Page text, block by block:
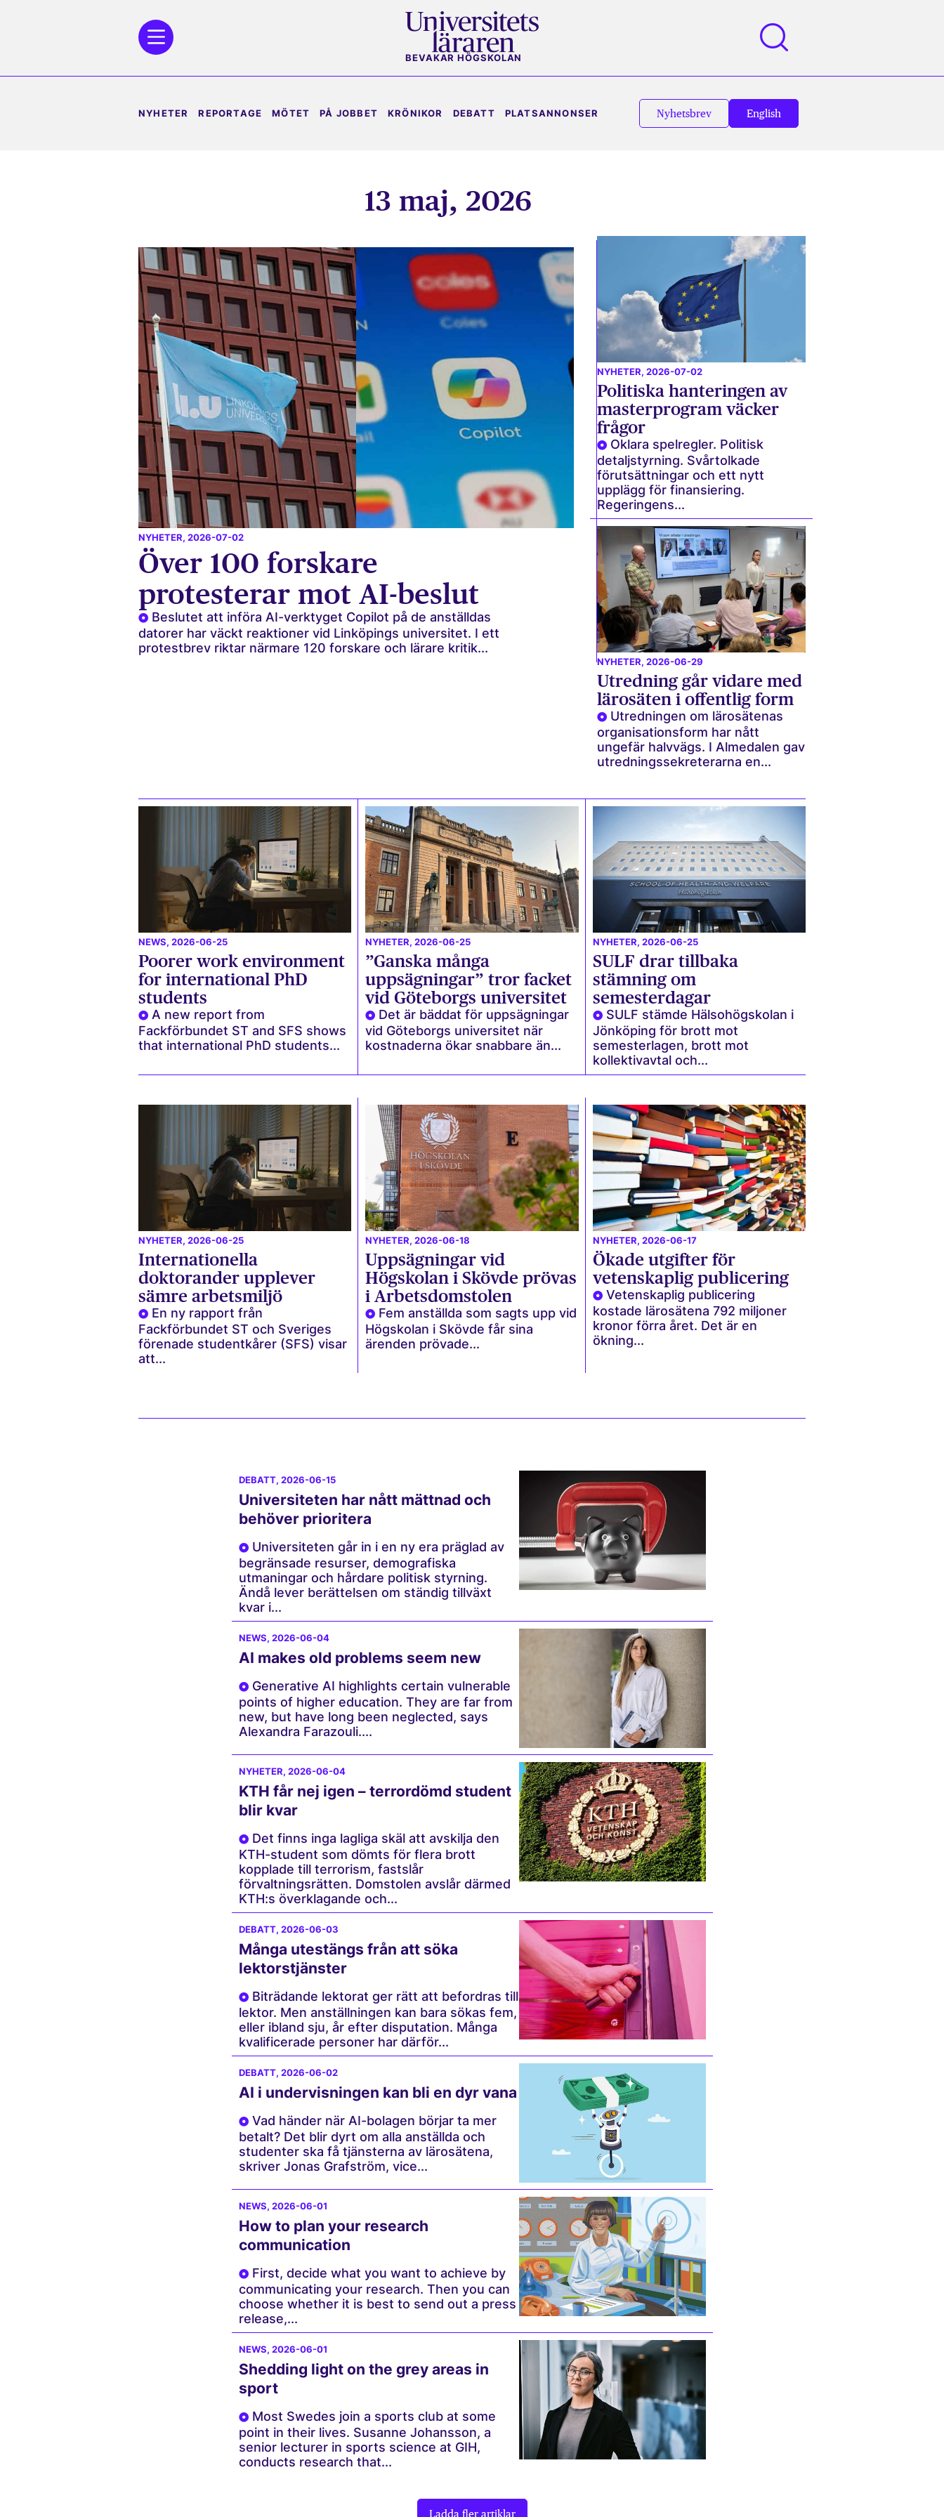
BEVAKAR HÖGSKOLAN
NYHETER REPORTAGE MÖTET PÅ JOBBET KRÖNIKOR DEBATT PLATSANNONSER Nyhetsbrev English
13 maj, 2026
NYHETER, 2026-07-02
Över 100 forskare
protesterar mot AI-beslut
Beslutet att införa AI-verktyget Copilot på de anställdas
datorer har väckt reaktioner vid Linköpings universitet. I ett
protestbrev riktar närmare 120 forskare och lärare kritik...
NYHETER, 2026-07-02
Politiska hanteringen av
masterprogram väcker
frågor
Oklara spelregler. Politisk
detaljstyrning. Svårtolkade
förutsättningar och ett nytt
upplägg för finansiering.
Regeringens...
NYHETER, 2026-06-29
Utredning går vidare med
lärosäten i offentlig form
Utredningen om lärosätenas
organisationsform har nått
ungefär halvvägs. I Almedalen gav
utredningssekreterarna en...
NEWS, 2026-06-25
Poorer work environment
for international PhD
students
A new report from
Fackförbundet ST and SFS shows
that international PhD students...
NYHETER, 2026-06-25
”Ganska många
uppsägningar” tror facket
vid Göteborgs universitet
Det är bäddat för uppsägningar
vid Göteborgs universitet när
kostnaderna ökar snabbare än...
NYHETER, 2026-06-25
SULF drar tillbaka
stämning om
semesterdagar
SULF stämde Hälsohögskolan i
Jönköping för brott mot
semesterlagen, brott mot
kollektivavtal och...
NYHETER, 2026-06-25
Internationella
doktorander upplever
sämre arbetsmiljö
En ny rapport från
Fackförbundet ST och Sveriges
förenade studentkårer (SFS) visar
att...
NYHETER, 2026-06-18
Uppsägningar vid
Högskolan i Skövde prövas
i Arbetsdomstolen
Fem anställda som sagts upp vid
Högskolan i Skövde får sina
ärenden prövade...
NYHETER, 2026-06-17
Ökade utgifter för
vetenskaplig publicering
Vetenskaplig publicering
kostade lärosätena 792 miljoner
kronor förra året. Det är en
ökning...
DEBATT, 2026-06-15
Universiteten har nått mättnad och
behöver prioritera
Universiteten går in i en ny era präglad av
begränsade resurser, demografiska
utmaningar och hårdare politisk styrning.
Ändå lever berättelsen om ständig tillväxt
kvar i...
NEWS, 2026-06-04
AI makes old problems seem new
Generative AI highlights certain vulnerable
points of higher education. They are far from
new, but have long been neglected, says
Alexandra Farazouli....
NYHETER, 2026-06-04
KTH får nej igen – terrordömd student
blir kvar
Det finns inga lagliga skäl att avskilja den
KTH-student som dömts för flera brott
kopplade till terrorism, fastslår
förvaltningsrätten. Domstolen avslår därmed
KTH:s överklagande och...
DEBATT, 2026-06-03
Många utestängs från att söka
lektorstjänster
Biträdande lektorat ger rätt att befordras till
lektor. Men anställningen kan bara sökas fem,
eller ibland sju, år efter disputation. Många
kvalificerade personer har därför...
DEBATT, 2026-06-02
AI i undervisningen kan bli en dyr vana
Vad händer när AI-bolagen börjar ta mer
betalt? Det blir dyrt om alla anställda och
studenter ska få tjänsterna av lärosätena,
skriver Jonas Grafström, vice...
NEWS, 2026-06-01
How to plan your research
communication
First, decide what you want to achieve by
communicating your research. Then you can
choose whether it is best to send out a press
release,...
NEWS, 2026-06-01
Shedding light on the grey areas in
sport
Most Swedes join a sports club at some
point in their lives. Susanne Johansson, a
senior lecturer in sports science at GIH,
conducts research that...
Ladda fler artiklar